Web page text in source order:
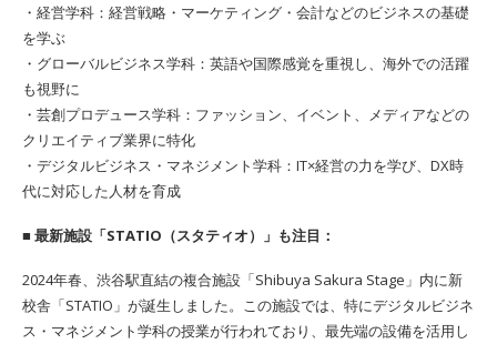
・経営学科：経営戦略・マーケティング・会計などのビジネスの基礎
を学ぶ
・グローバルビジネス学科：英語や国際感覚を重視し、海外での活躍
も視野に
・芸創プロデュース学科：ファッション、イベント、メディアなどの
クリエイティブ業界に特化
・デジタルビジネス・マネジメント学科：IT×経営の力を学び、DX時
代に対応した人材を育成
■ 最新施設「STATIO（スタティオ）」も注目：
2024年春、渋谷駅直結の複合施設「Shibuya Sakura Stage」内に新
校舎「STATIO」が誕生しました。この施設では、特にデジタルビジネ
ス・マネジメント学科の授業が行われており、最先端の設備を活用し